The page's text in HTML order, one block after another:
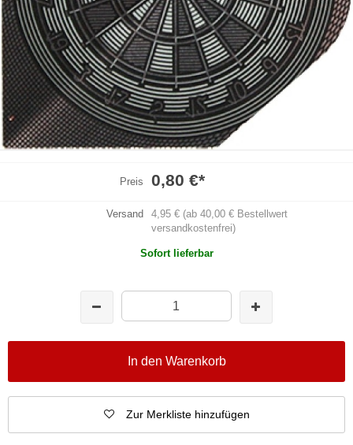
Preis 0,80 €*
Versand
4,95 € (ab 40,00 € Bestellwert
versandkostenfrei)
Sofort lieferbar
In den Warenkorb
Zur Merkliste hinzufügen